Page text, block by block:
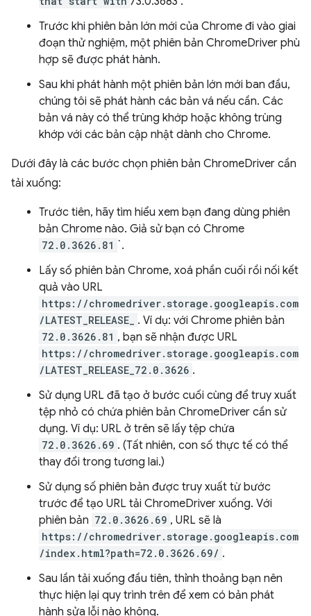
Trước khi phiên bản lớn mới của Chrome đi vào giai
đoạn thử nghiệm, một phiên bản ChromeDriver phù
hợp sẽ được phát hành.
Sau khi phát hành một phiên bản lớn mới ban đầu,
chúng tôi sẽ phát hành các bản vá nếu cần. Các
bản vá này có thể trùng khớp hoặc không trùng
khớp với các bản cập nhật dành cho Chrome.
Dưới đây là các bước chọn phiên bản ChromeDriver cần
tải xuống:
Trước tiên, hãy tìm hiểu xem bạn đang dùng phiên
bản Chrome nào. Giả sử bạn có Chrome
72.0.3626.81 `.
Lấy số phiên bản Chrome, xoá phần cuối rồi nối kết
quả vào URL
https://chromedriver.storage.googleapis.com
/LATEST_RELEASE_
. Ví dụ: với Chrome phiên bản
72.0.3626.81 , bạn sẽ nhận được URL
https://chromedriver.storage.googleapis.com
/LATEST_RELEASE_72.0.3626 .
Sử dụng URL đã tạo ở bước cuối cùng để truy xuất
tệp nhỏ có chứa phiên bản ChromeDriver cần sử
dụng. Ví dụ: URL ở trên sẽ lấy tệp chứa
72.0.3626.69 . (Tất nhiên, con số thực tế có thể
thay đổi trong tương lai.)
Sử dụng số phiên bản được truy xuất từ bước
trước để tạo URL tải ChromeDriver xuống. Với
phiên bản 72.0.3626.69 , URL sẽ là
https://chromedriver.storage.googleapis.com
/index.html?path=72.0.3626.69/ .
Sau lần tải xuống đầu tiên, thỉnh thoảng bạn nên
thực hiện lại quy trình trên để xem có bản phát
hành sửa lỗi nào không.